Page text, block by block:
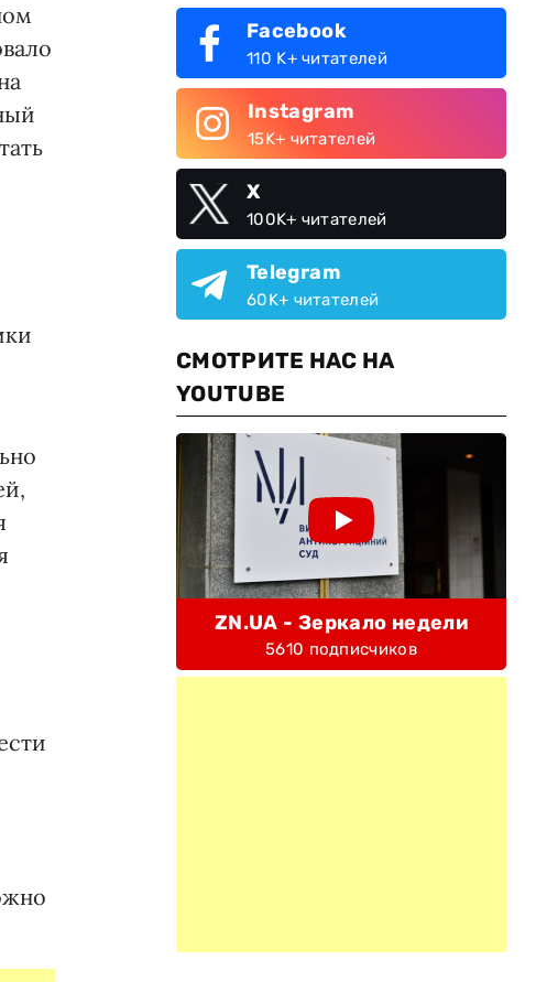
Facebook
110 K+ читателей
Instagram
15K+ читателей
X
100K+ читателей
Telegram
60K+ читателей
СМОТРИТЕ НАС НА
YOUTUBE
ZN.UA - Зеркало недели
5610 подписчиков